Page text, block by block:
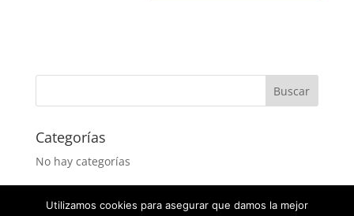
Categorías
No hay categorías
Utilizamos cookies para asegurar que damos la mejor